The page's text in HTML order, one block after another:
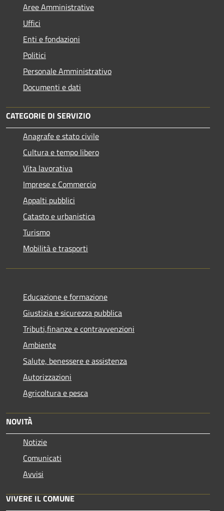
Aree Amministrative
Uffici
Enti e fondazioni
Politici
Personale Amministrativo
Documenti e dati
CATEGORIE DI SERVIZIO
Anagrafe e stato civile
Cultura e tempo libero
Vita lavorativa
Imprese e Commercio
Appalti pubblici
Catasto e urbanistica
Turismo
Mobilità e trasporti
Educazione e formazione
Giustizia e sicurezza pubblica
Tributi,finanze e contravvenzioni
Ambiente
Salute, benessere e assistenza
Autorizzazioni
Agricoltura e pesca
NOVITÀ
Notizie
Comunicati
Avvisi
VIVERE IL COMUNE